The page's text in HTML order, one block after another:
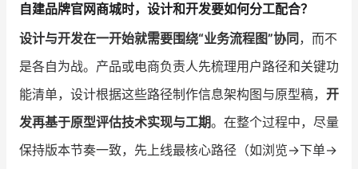
自建品牌官网商城时，设计和开发要如何分工配合？
设计与开发在一开始就需要围绕“业务流程图”协同 ，而不
是各自为战。产品或电商负责人先梳理用户路径和关键功
能清单，设计根据这些路径制作信息架构图与原型稿， 开
发再基于原型评估技术实现与工期。在整个过程中，尽量
保持版本节奏一致，先上线最核心路径（如浏览→下单→